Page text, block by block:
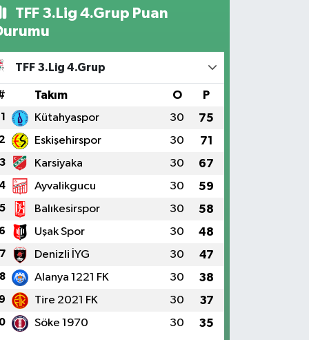
TFF 3.Lig 4.Grup Puan
TFF 3.Lig 4.Grup
Takım O P
1 Kütahyaspor 30 75
2 Eskişehirspor 30 71
3 Karsiyaka 30 67
4 Ayvalikgucu 30 59
5 Balıkesirspor 30 58
6 Uşak Spor 30 48
7 Denizli İYG 30 47
8 Alanya 1221 FK 30 38
9 Tire 2021 FK 30 37
Söke 1970 30 35